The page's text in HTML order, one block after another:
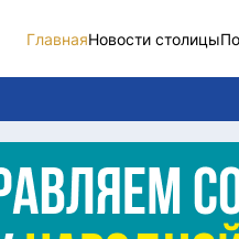
ГлавнаяНовости столицы